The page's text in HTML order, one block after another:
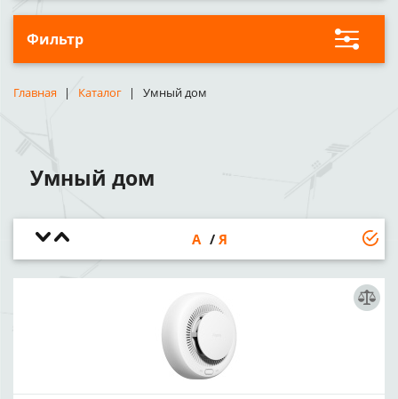
Фильтр
Главная Каталог Умный дом
Умный дом
А Я